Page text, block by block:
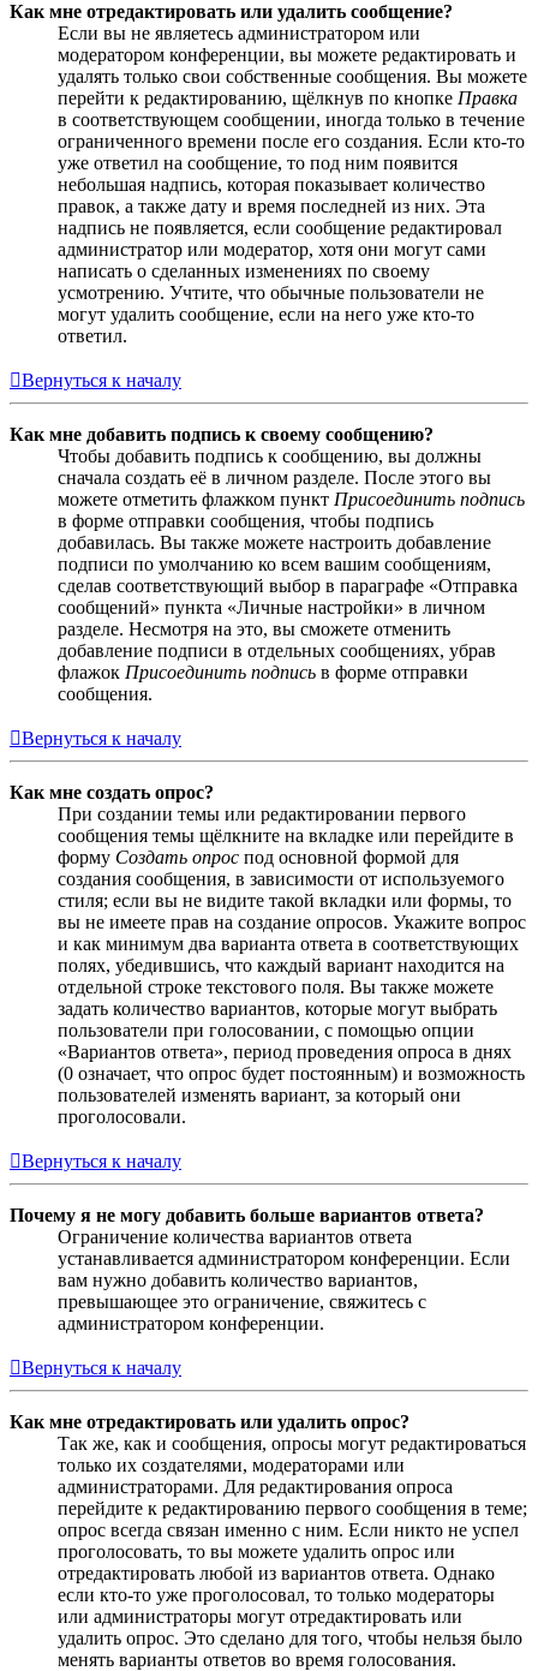
Как мне отредактировать или удалить сообщение?
Если вы не являетесь администратором или
модератором конференции, вы можете редактировать и
удалять только свои собственные сообщения. Вы можете
перейти к редактированию, щёлкнув по кнопке Правка
в соответствующем сообщении, иногда только в течение
ограниченного времени после его создания. Если кто-то
уже ответил на сообщение, то под ним появится
небольшая надпись, которая показывает количество
правок, а также дату и время последней из них. Эта
надпись не появляется, если сообщение редактировал
администратор или модератор, хотя они могут сами
написать о сделанных изменениях по своему
усмотрению. Учтите, что обычные пользователи не
могут удалить сообщение, если на него уже кто-то
ответил.
Вернуться к началу
Как мне добавить подпись к своему сообщению?
Чтобы добавить подпись к сообщению, вы должны
сначала создать её в личном разделе. После этого вы
можете отметить флажком пункт Присоединить подпись
в форме отправки сообщения, чтобы подпись
добавилась. Вы также можете настроить добавление
подписи по умолчанию ко всем вашим сообщениям,
сделав соответствующий выбор в параграфе «Отправка
сообщений» пункта «Личные настройки» в личном
разделе. Несмотря на это, вы сможете отменить
добавление подписи в отдельных сообщениях, убрав
флажок Присоединить подпись в форме отправки
сообщения.
Вернуться к началу
Как мне создать опрос?
При создании темы или редактировании первого
сообщения темы щёлкните на вкладке или перейдите в
форму Создать опрос под основной формой для
создания сообщения, в зависимости от используемого
стиля; если вы не видите такой вкладки или формы, то
вы не имеете прав на создание опросов. Укажите вопрос
и как минимум два варианта ответа в соответствующих
полях, убедившись, что каждый вариант находится на
отдельной строке текстового поля. Вы также можете
задать количество вариантов, которые могут выбрать
пользователи при голосовании, с помощью опции
«Вариантов ответа», период проведения опроса в днях
(0 означает, что опрос будет постоянным) и возможность
пользователей изменять вариант, за который они
проголосовали.
Вернуться к началу
Почему я не могу добавить больше вариантов ответа?
Ограничение количества вариантов ответа
устанавливается администратором конференции. Если
вам нужно добавить количество вариантов,
превышающее это ограничение, свяжитесь с
администратором конференции.
Вернуться к началу
Как мне отредактировать или удалить опрос?
Так же, как и сообщения, опросы могут редактироваться
только их создателями, модераторами или
администраторами. Для редактирования опроса
перейдите к редактированию первого сообщения в теме;
опрос всегда связан именно с ним. Если никто не успел
проголосовать, то вы можете удалить опрос или
отредактировать любой из вариантов ответа. Однако
если кто-то уже проголосовал, то только модераторы
или администраторы могут отредактировать или
удалить опрос. Это сделано для того, чтобы нельзя было
менять варианты ответов во время голосования.